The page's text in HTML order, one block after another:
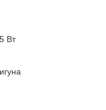
Вт